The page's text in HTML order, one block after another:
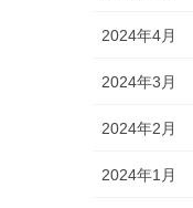
2024年4月
2024年3月
2024年2月
2024年1月